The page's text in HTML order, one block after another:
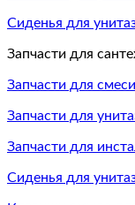
Сиденья для
Запчасти для
Запчасти для
Запчасти для
Запчасти для
Сиденья для